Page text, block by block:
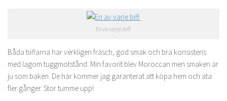
En av varje biff.
Båda biffarna har verkligen fräsch, god smak och bra konsistens
med lagom tuggmotstånd. Min favorit blev Moroccan men smaken är
ju som baken. De här kommer jag garanterat att köpa hem och äta
fler gånger. Stor tumme upp!